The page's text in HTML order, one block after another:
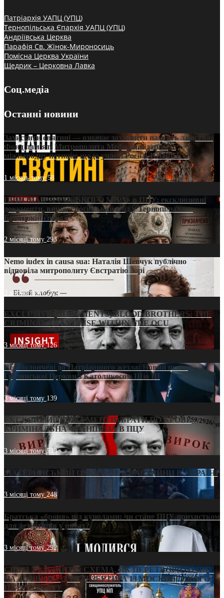
Патріархія УАПЦ (УПЦ)
Тернопільська Єпархія УАПЦ (УПЦ)
Андріївська Церква
Парафія Св. Жінок-Мироносиць
Помісна Церква України
Щедрик – Церковна Лавка
Соц.медіа
Останні новини
Захистити святині — означає захистити пам’ять людства:
Фонд пам’яті Митрополита Мефодія підтримує
міжнародну петицію щодо участі Росії в ЮНЕСКО
1 місяць тому58
ПРИСМАК «РУССЬКОГО МІРА» в ПЦУ: ексклюзивні
документи, вирок і російський слід у Тернопільсько-
Бучацькій єпархії
2 місяці тому 293
Nemo iudex in causa sua: Наталія Шевчук публічно
відповіла митрополиту Євстратію Зорі
3 місяці тому213
EXCLUSIVE (DOCUMENTS)/BLOOD BROTHERS: THE
CRIMINAL FRANCHISE WITHIN THE OCU
3 місяці тому126
Від віолончелі до Патріаршого жезла: Новий шлях
Грузинської Церкви з Католикосом Шіо III
3 місяці тому 139
ЕКСКЛЮЗИВ (ДОКУМЕНТИ)/БРАТИ ПО КРОВІ:
КРИМІНАЛЬНА ФРАНШИЗА В ПЦУ
3 місяці тому539
МАТЕРИНСЬКИЙ ОМОРФОР В ЧАС ВІЙНИ В УКРАЇНІ
3 місяці тому248
Братська «броня» під куполами: чи стане ПЦУ прихистком
для дезертирів у рясах?
3 місяці тому292
СВЯТІ УХИЛЯНТИ: СХЕМА, ЯК ПЕРЕТВОРИТИ ПЦУ
НА «ОФШОР» ДЛЯ ДЕЗЕРТИРА ІЗ МОСКОВСЬКОГО
ПАТРІАРХАТУ